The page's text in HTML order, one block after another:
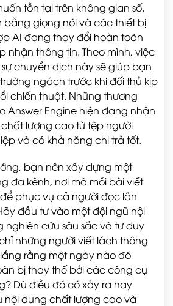
tồn tại trên không gian số.
bằng giọng nói và các thiết bị
AI đang thay đổi hoàn toàn
nhận thông tin. Theo mình, việc
chuyển dịch này sẽ giúp bạn
ngách trước khi đối thủ kịp
chiến thuật. Những thương
Answer Engine hiện đang nhận
lượng cao từ tệp người
và có khả năng chi trả tốt.
bạn nên xây dựng một
đa kênh, nơi mà mỗi bài viết
phục vụ cả người đọc lẫn
đầu tư vào một đội ngũ nội
nghiên cứu sâu sắc và tư duy
những người viết lách thông
rằng một ngày nào đó
bị thay thế bởi các công cụ
Dù điều đó có xảy ra hay
nội dung chất lượng cao và